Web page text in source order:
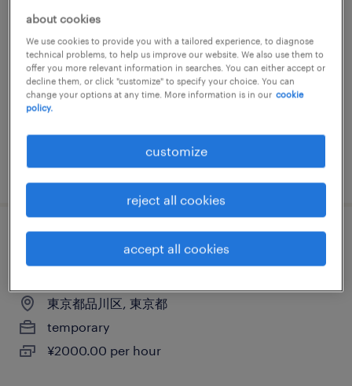
メーカー系の営業事務
東京都品川区, 東京都
permanent
¥290,000 per month
posted 5 september 2025
it・web系／メーカー系／流通・サービス系
の英文事務
東京都品川区, 東京都
temporary
¥2000.00 per hour
about cookies
We use cookies to provide you with a tailored experience, to diagnose
technical problems, to help us improve our website. We also use them to
offer you more relevant information in searches. You can either accept or
decline them, or click "customize" to specify your choice. You can
change your options at any time. More information is in our cookie
policy.
customize
reject all cookies
accept all cookies